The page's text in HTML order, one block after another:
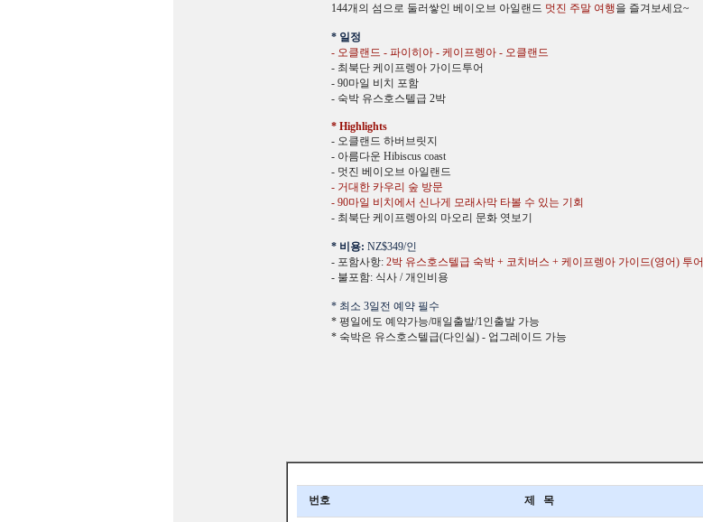
144개의 섬으로 둘러쌓인 베이오브 아일랜드 멋진 주말 여행을 즐겨보세요~
* 일정
- 오클랜드 - 파이히아 - 케이프렝아 - 오클랜드
- 최북단 케이프렝아 가이드투어
- 90마일 비치 포함
- 숙박 유스호스텔급 2박
* Highlights
- 오클랜드 하버브릿지
- 아름다운 Hibiscus coast
- 멋진 베이오브 아일랜드
- 거대한 카우리 숲 방문
- 90마일 비치에서 신나게 모래사막 타볼 수 있는 기회
- 최북단 케이프렝아의 마오리 문화 엿보기
* 비용: NZ$349/인
- 포함사항: 2박 유스호스텔급 숙박 + 코치버스 + 케이프렝아 가이드(영어) 투어
- 불포함: 식사 / 개인비용
* 최소 3일전 예약 필수
* 평일에도 예약가능/매일출발/1인출발 가능
* 숙박은 유스호스텔급(다인실) - 업그레이드 가능
번호 제 목